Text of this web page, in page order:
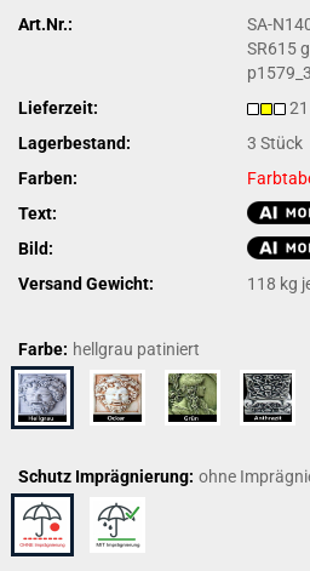
Art.Nr.:
SA-
SR615
Lieferzeit:
Lagerbestand: 3Stück
Farben:
Text:
Bild:
Versand Gewicht:
118 kg
Farbe: hellgrau patiniert
Schutz Imprägnierung: ohne